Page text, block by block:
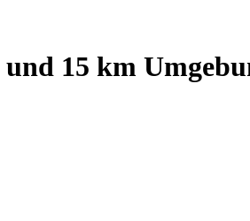
und 15 km